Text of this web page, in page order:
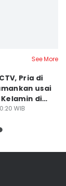
See More
Pria di
usai
di
WIB